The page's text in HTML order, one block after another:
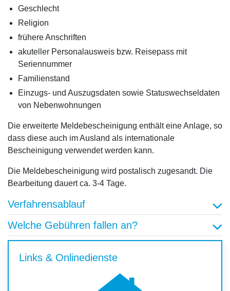
Geschlecht
Religion
frühere Anschriften
akuteller Personalausweis bzw. Reisepass mit
Seriennummer
Familienstand
Einzugs- und Auszugsdaten sowie Statuswechseldaten
von Nebenwohnungen
Die erweiterte Meldebescheinigung enthält eine Anlage, so
dass diese auch im Ausland als internationale
Bescheinigung verwendet werden kann.
Die Meldebescheinigung wird postalisch zugesandt. Die
Bearbeitung dauert ca. 3-4 Tage.
Verfahrensablauf
Welche Gebühren fallen an?
Links & Onlinedienste